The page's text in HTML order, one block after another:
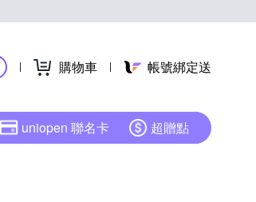
購物車 帳號綁定送
uniopen 聯名卡 超贈點